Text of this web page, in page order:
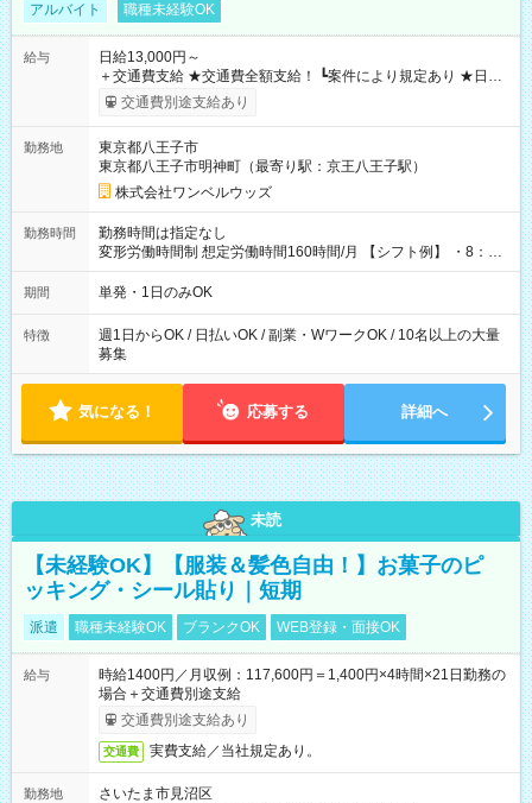
アルバイト 職種未経験OK
給与
日給13,000円～
＋交通費支給 ★交通費全額支給！ ┗案件により規定あり ★日払
いOK！（規定あり） ┗働いたその日に現金GET♪ お仕事後はコ
ンビニATMから 日払い分を引き落とせます！ 【試用期間】試
交通費別途支給あり
勤務地
東京都八王子市
東京都八王子市明神町（最寄り駅：京王八王子駅）
株式会社ワンベルウッズ
勤務時間
勤務時間は指定なし
変形労働時間制 想定労働時間160時間/月 【シフト例】 ・8：00
～21：00
期間 単発・1日のみOK
特徴
週1日からOK / 日払いOK / 副業・WワークOK / 10名以上の大量
募集
気になる！ 応募する 詳細へ
未読
【未経験OK】【服装＆髪色自由！】お菓子のピ
ッキング・シール貼り｜短期
派遣 職種未経験OK ブランクOK WEB登録・面接OK
給与
時給1400円／月収例：117,600円＝1,400円×4時間×21日勤務の
場合＋交通費別途支給
交通費別途支給あり
交通費 実費支給／当社規定あり。
勤務地
さいたま市見沼区